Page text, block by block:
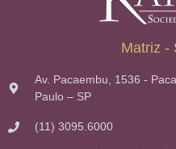
Matriz -
Av. Pacaembu, 1536 -
Paulo – SP
(11) 3095.6000